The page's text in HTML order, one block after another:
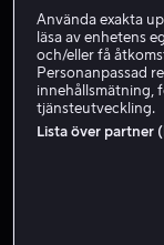
Använda exakta
läsa av enhetens
och/eller få
Personanpassad
innehållsmätning,
tjänsteutveckling.
Lista över partner